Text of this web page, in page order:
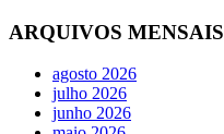
ARQUIVOS MENSAIS
agosto 2026
julho 2026
junho 2026